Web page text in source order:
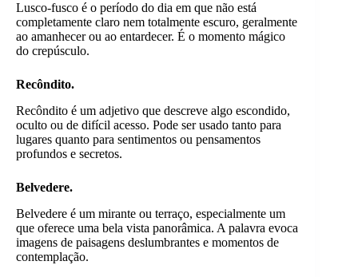
Lusco-fusco é o período do dia em que não está
completamente claro nem totalmente escuro, geralmente
ao amanhecer ou ao entardecer. É o momento mágico
do crepúsculo.
Recôndito.
Recôndito é um adjetivo que descreve algo escondido,
oculto ou de difícil acesso. Pode ser usado tanto para
lugares quanto para sentimentos ou pensamentos
profundos e secretos.
Belvedere.
Belvedere é um mirante ou terraço, especialmente um
que oferece uma bela vista panorâmica. A palavra evoca
imagens de paisagens deslumbrantes e momentos de
contemplação.